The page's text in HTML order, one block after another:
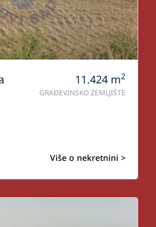
11.424 m2
GRAĐEVINSKO ZEMLJIŠTE
Više o nekretnini >